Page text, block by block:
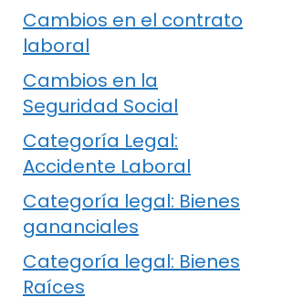
Cambios en el contrato
laboral
Cambios en la
Seguridad Social
Categoría Legal:
Accidente Laboral
Categoría legal: Bienes
gananciales
Categoría legal: Bienes
Raíces